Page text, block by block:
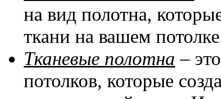
на вид полотна,
ткани на вашем
Тканевые полотна –
потолков, которые